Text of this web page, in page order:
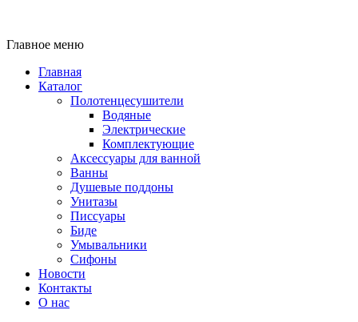
Главное меню
Главная
Каталог
Полотенцесушители
Водяные
Электрические
Комплектующие
Аксессуары для ванной
Ванны
Душевые поддоны
Унитазы
Писсуары
Биде
Умывальники
Сифоны
Новости
Контакты
О нас